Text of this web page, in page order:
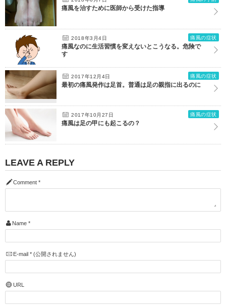
痛風を治すために医師から受けた指導
2018年3月4日 痛風の症状
痛風なのに生活習慣を変えないとこうなる。危険で
す
2017年12月4日 痛風の症状
最初の痛風発作は足首。普通は足の親指に出るのに
2017年10月27日 痛風の症状
痛風は足の甲にも起こるの？
LEAVE A REPLY
Comment *
Name *
E-mail *(公開されません)
URL